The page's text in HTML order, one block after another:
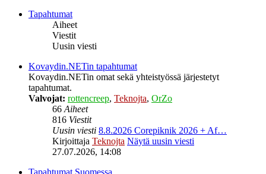
Tapahtumat
Aiheet
Viestit
Uusin viesti
Kovaydin.NETin tapahtumat
Kovaydin.NETin omat sekä yhteistyössä järjestetyt
tapahtumat.
Valvojat: rottencreep, Teknojta, OrZo
66Aiheet
816 Viestit
Uusin viesti 8.8.2026 Corepiknik 2026 + Af…
Kirjoittaja Teknojta Näytä uusin viesti
27.07.2026, 14:08